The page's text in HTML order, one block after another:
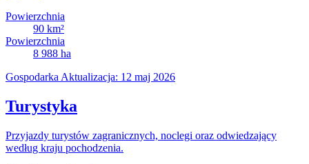
Powierzchnia
90 km²
Powierzchnia
8 988 ha
Gospodarka Aktualizacja: 12 maj 2026
Turystyka
Przyjazdy turystów zagranicznych, noclegi oraz odwiedzający
według kraju pochodzenia.